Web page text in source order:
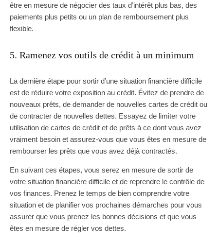
être en mesure de négocier des taux d’intérêt plus bas, des
paiements plus petits ou un plan de remboursement plus
flexible.
5. Ramenez vos outils de crédit à un minimum
La dernière étape pour sortir d’une situation financière difficile
est de réduire votre exposition au crédit. Évitez de prendre de
nouveaux prêts, de demander de nouvelles cartes de crédit ou
de contracter de nouvelles dettes. Essayez de limiter votre
utilisation de cartes de crédit et de prêts à ce dont vous avez
vraiment besoin et assurez-vous que vous êtes en mesure de
rembourser les prêts que vous avez déjà contractés.
En suivant ces étapes, vous serez en mesure de sortir de
votre situation financière difficile et de reprendre le contrôle de
vos finances. Prenez le temps de bien comprendre votre
situation et de planifier vos prochaines démarches pour vous
assurer que vous prenez les bonnes décisions et que vous
êtes en mesure de régler vos dettes.